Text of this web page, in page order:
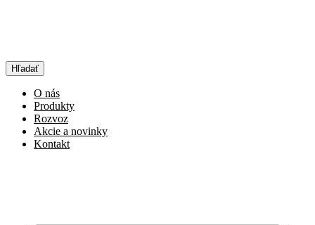
Hľadať
O nás
Produkty
Rozvoz
Akcie a novinky
Kontakt